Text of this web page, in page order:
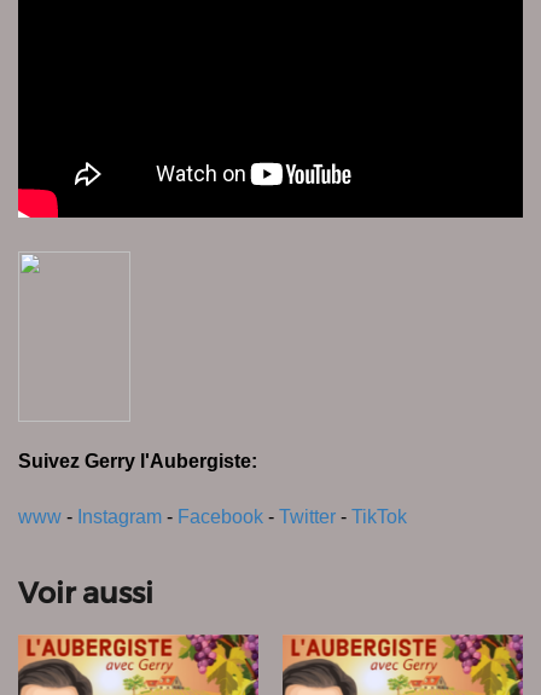
Suivez Gerry l'Aubergiste:
www - Instagram - Facebook - Twitter - TikTok
Voir aussi